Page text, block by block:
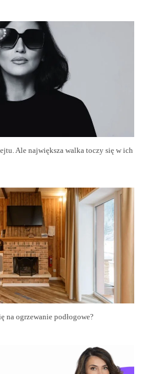
Ale największa walka toczy się w ich
na ogrzewanie podłogowe?